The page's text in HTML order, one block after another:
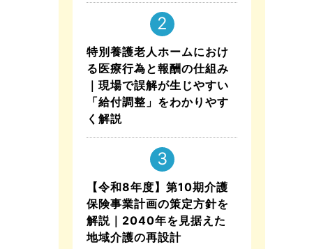
特別養護老人ホームにおけ
る医療行為と報酬の仕組み
｜現場で誤解が生じやすい
「給付調整」をわかりやす
く解説
【令和8年度】第10期介護
保険事業計画の策定方針を
解説｜2040年を見据えた
地域介護の再設計